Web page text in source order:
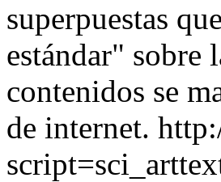
superpuestas
estándar" sobre
contenidos se
de internet.